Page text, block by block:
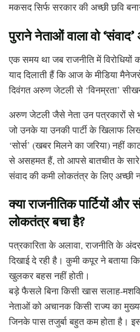
मकसद सिर्फ सरकार की अच्छी छवि
पुराने नेताओं वाला वो
एक समय था जब राजनीति में विरोधियों
याद दिलाती हैं कि आज के मीडिया
दिवंगत अरुण जेटली से ‘विनम्रता’
अरुण जेटली जैसे नेता उन पत्रकारों से
जो उनके या उनकी पार्टी के खिलाफ
‘सोर्स’ (खबर मिलने का जरिया)
से असहमत हैं, तो आपसे बातचीत के
संवाद की कमी लोकतंत्र के लिए अच्छी
क्या राजनीतिक पार्टियों
लोकतंत्र बचा है?
पत्रकारिता के अलावा, राजनीति के
दिखाई दे रही है। कुमी कपूर ने बताया कि
खुलकर बहस नहीं होती।
बड़े फैसले बिना किसी खास सलाह-
नेताओं को अचानक किसी राज्य का
जिनके पास तजुर्बा बहुत कम होता है।